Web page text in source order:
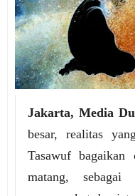
Jakarta, Media
besar, realitas
Tasawuf
matang,